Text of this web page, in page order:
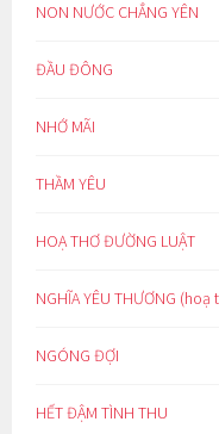
NON NƯỚC CHẲNG YÊN
ĐẦU ĐÔNG
NHỚ MÃI
THẦM YÊU
HOẠ THƠ ĐƯỜNG LUẬT
NGHĨA YÊU THƯƠNG (hoạ
NGÓNG ĐỢI
HẾT ĐẬM TÌNH THU